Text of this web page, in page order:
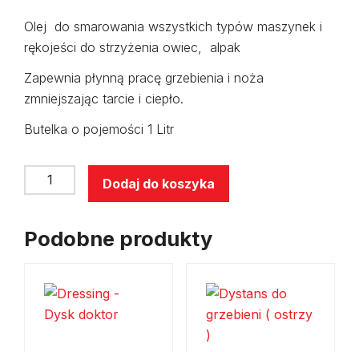
Olej do smarowania wszystkich typów maszynek i
rękojeści do strzyżenia owiec, alpak
Zapewnia płynną pracę grzebienia i noża
zmniejszając tarcie i ciepło.
Butelka o pojemości 1 Litr
ilość
Olej
do
ostrzy
1000
Dodaj do koszyka
Podobne produkty